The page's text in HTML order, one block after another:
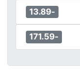
-13.89
-171.59